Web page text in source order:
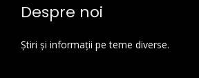
Despre noi
Știri și informații pe teme diverse.